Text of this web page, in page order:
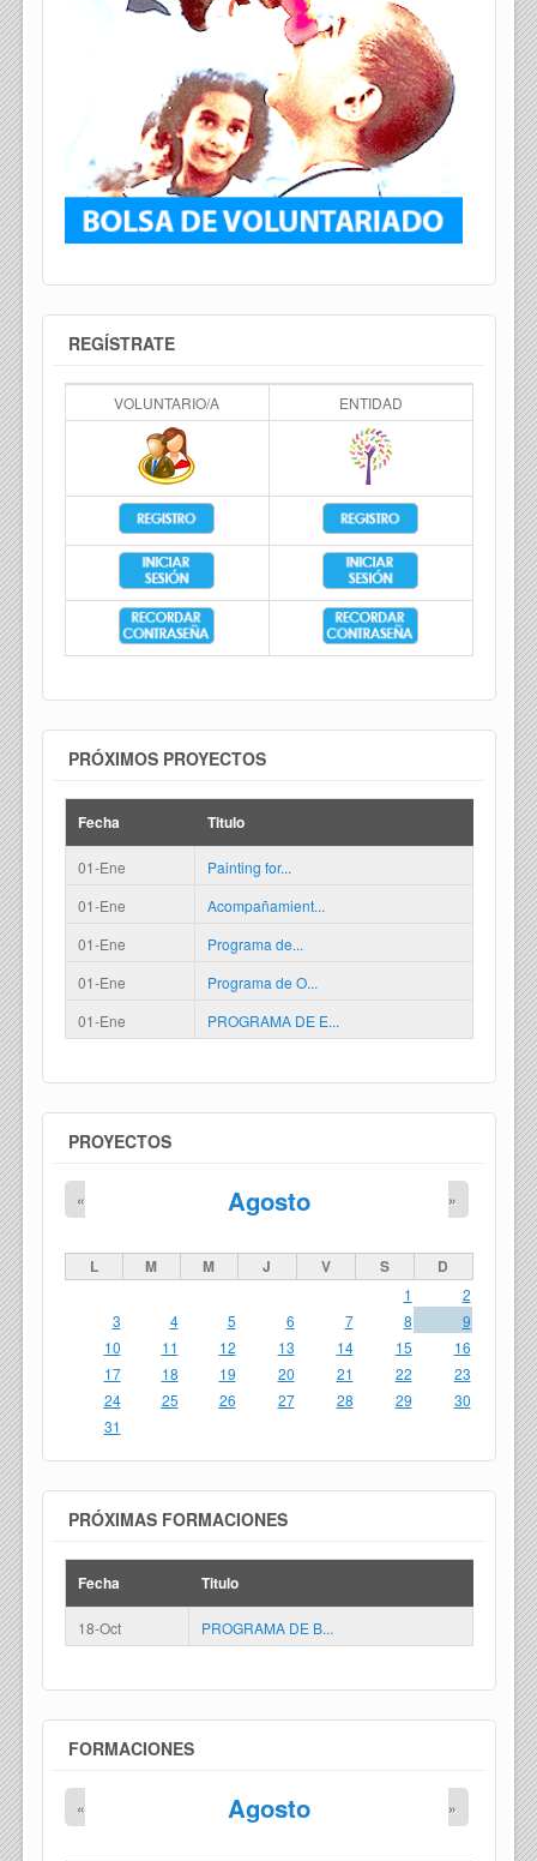
REGÍSTRATE
VOLUNTARIO/A ENTIDAD
PRÓXIMOS PROYECTOS
Fecha Titulo
01-Ene
Painting for...
01-Ene
Acompañamient...
01-Ene
Programa de...
01-Ene
Programa de O...
01-Ene
PROGRAMA DE E...
PROYECTOS
Agosto
« »
L M M J V S D
1
2
3
4 5 6 7 8
9
10
11 12 13 14 15
16
17
18 19 20 21 22
23
24
25 26 27 28 29
30
31
PRÓXIMAS FORMACIONES
Fecha Titulo
18-Oct PROGRAMA DE B...
FORMACIONES
Agosto
« »